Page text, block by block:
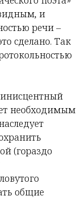
и
речи –
сделано. Так
необходимым
(гораздо
общие